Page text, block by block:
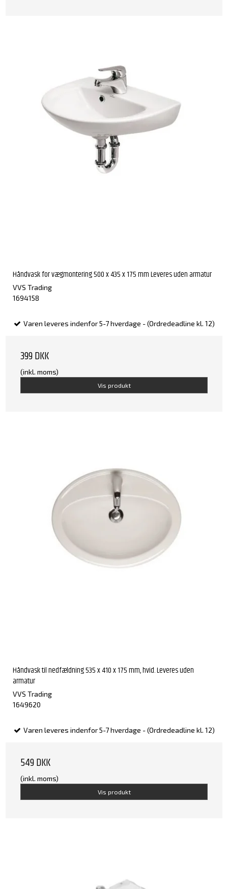
Håndvask for vægmontering 500 x 435 x 175 mm Leveres uden armatur
VVS Trading
1694158
Varen leveres indenfor 5-7 hverdage - (Ordredeadline kl. 12)
399 DKK
(inkl. moms)
Vis produkt
Håndvask til nedfældning 535 x 410 x 175 mm, hvid. Leveres uden
armatur
VVS Trading
1649620
Varen leveres indenfor 5-7 hverdage - (Ordredeadline kl. 12)
549 DKK
(inkl. moms)
Vis produkt